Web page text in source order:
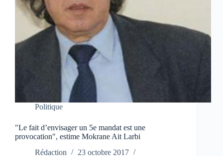
Politique
"Le fait d’envisager un 5e mandat est une
provocation", estime Mokrane Ait Larbi
Rédaction
23 octobre 2017